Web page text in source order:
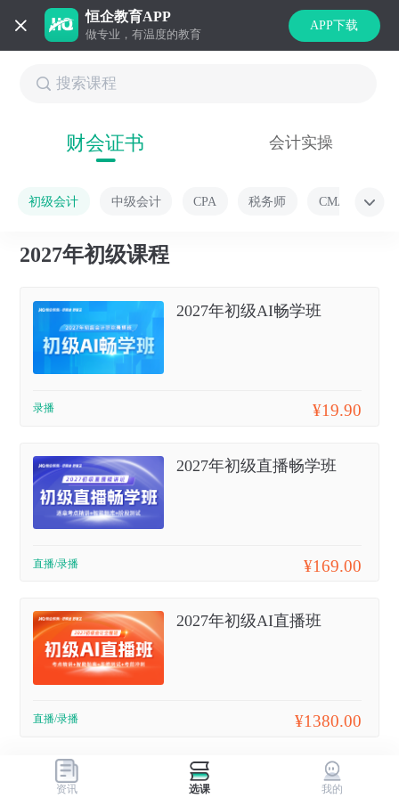
恒企教育APP
做专业，有温度的教育
APP下载
财会证书 会计实操
初级会计 中级会计 CPA 税务师 CMA
2027年初级课程
2027年初级AI畅学班
录播 ¥19.90
2027年初级直播畅学班
直播/录播 ¥169.00
2027年初级AI直播班
直播/录播 ¥1380.00
资讯 选课 我的